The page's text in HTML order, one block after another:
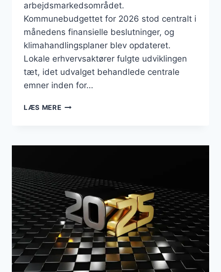
arbejdsmarkedsområdet.
Kommunebudgettet for 2026 stod centralt i
månedens finansielle beslutninger, og
klimahandlingsplaner blev opdateret.
Lokale erhvervsaktører fulgte udviklingen
tæt, idet udvalget behandlede centrale
emner inden for…
LÆS MEREBUSINESS
ERHVERVSBEGIVENHEDER